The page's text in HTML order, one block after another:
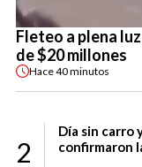
Fleteo a plena
de $20 millones
Hace40 minutos
2
Día sin carro
confirmaron